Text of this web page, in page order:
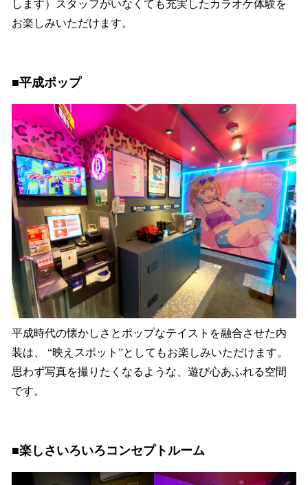
します）スタッフがいなくても充実したカラオケ体験を
お楽しみいただけます。
■平成ポップ
平成時代の懐かしさとポップなテイストを融合させた内
装は、 “映えスポット”としてもお楽しみいただけます。
思わず写真を撮りたくなるような、遊び心あふれる空間
です。
■楽しさいろいろコンセプトルーム